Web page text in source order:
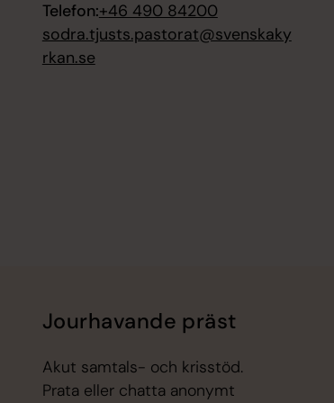
Telefon:+46 490 84200
sodra.tjusts.pastorat@svenskaky
rkan.se
Jourhavande präst
Akut samtals- och krisstöd.
Prata eller chatta anonymt